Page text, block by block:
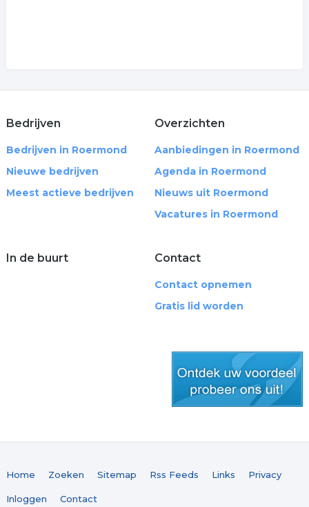
Bedrijven
Bedrijven in Roermond
Nieuwe bedrijven
Meest actieve bedrijven
Overzichten
Aanbiedingen in Roermond
Agenda in Roermond
Nieuws uit Roermond
Vacatures in Roermond
In de buurt Contact
Contact opnemen
Gratis lid worden
Home Zoeken Sitemap Rss Feeds Links Privacy
Inloggen Contact